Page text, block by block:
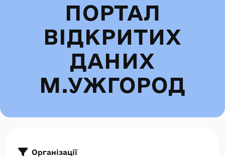
ПОРТАЛ
ВІДКРИТИХ
ДАНИХ
М.УЖГОРОД
Організації